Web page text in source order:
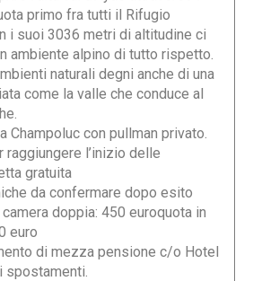
primo fra tutti il Rifugio
i suoi 3036 metri di altitudine ci
ambiente alpino di tutto rispetto.
naturali degni anche di una
come la valle che conduce al
Champoluc con pullman privato.
l’inizio delle
gratuita
da confermare dopo esito
doppia: 450 euroquota in
euro
di mezza pensione c/o Hotel
spostamenti.